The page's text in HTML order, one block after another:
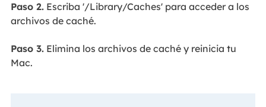
Paso 2.Escriba '/Library/Caches' para acceder a los
archivos de caché.
Paso 3.Elimina los archivos de caché y reinicia tu
Mac.